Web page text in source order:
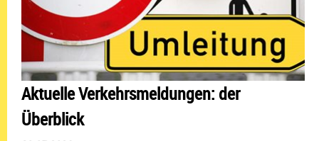
Aktuelle Verkehrsmeldungen: der
Überblick